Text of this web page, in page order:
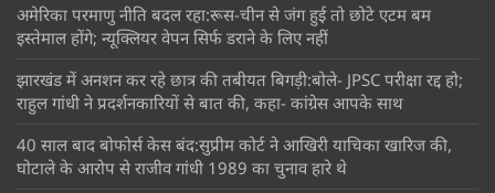
अमेरिका परमाणु नीति बदल रहा:रूस-चीन से जंग हुई तो छोटे एटम बम
इस्तेमाल होंगे; न्यूक्लियर वेपन सिर्फ डराने के लिए नहीं
झारखंड में अनशन कर रहे छात्र की तबीयत बिगड़ी:बोले- JPSC परीक्षा रद्द हो;
राहुल गांधी ने प्रदर्शनकारियों से बात की, कहा- कांग्रेस आपके साथ
40 साल बाद बोफोर्स केस बंद:सुप्रीम कोर्ट ने आखिरी याचिका खारिज की,
घोटाले के आरोप से राजीव गांधी 1989 का चुनाव हारे थे